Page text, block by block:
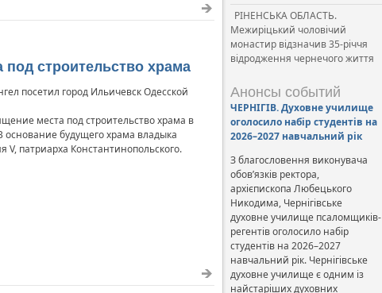
строительство храма
посетил город Ильичевск Одесской
места под строительство храма в
будущего храма владыка
патриарха Константинопольского.
РІНЕНСЬКА ОБЛАСТЬ.
Межиріцький чоловічий
монастир відзначив 35-річчя
відродження чернечого життя
Анонсы событий
ЧЕРНІГІВ. Духовне училище
оголосило набір студентів на
2026–2027 навчальний рік
З благословення виконувача
обов’язків ректора,
архієпископа Любецького
Никодима, Чернігівське
духовне училище псаломщиків-
регентів оголосило набір
студентів на 2026–2027
навчальний рік. Чернігівське
духовне училище є одним із
найстаріших духовних